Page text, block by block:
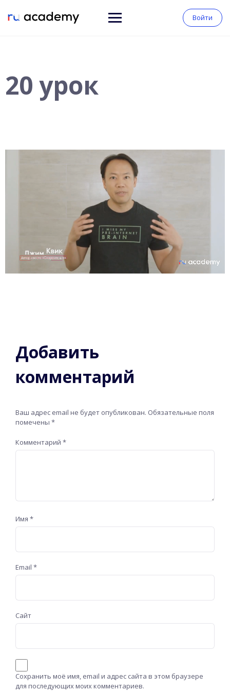
Войти
20 урок
Добавить
комментарий
Ваш адрес email не будет опубликован. Обязательные поля
помечены *
Комментарий *
Имя *
Email *
Сайт
Сохранить моё имя, email и адрес сайта в этом браузере
для последующих моих комментариев.